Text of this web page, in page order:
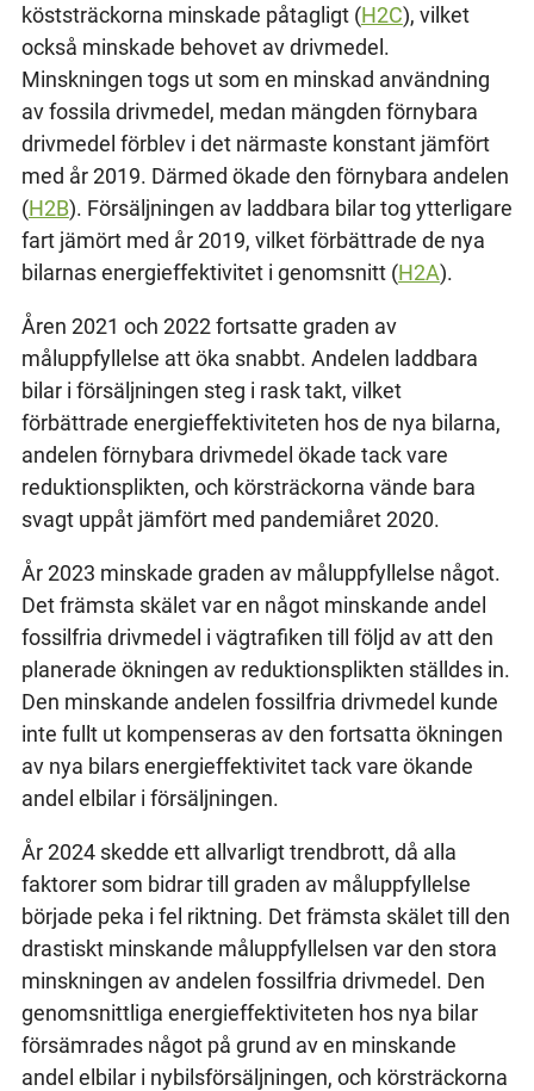
köststräckorna minskade påtagligt (H2C), vilket
också minskade behovet av drivmedel.
Minskningen togs ut som en minskad användning
av fossila drivmedel, medan mängden förnybara
drivmedel förblev i det närmaste konstant jämfört
med år 2019. Därmed ökade den förnybara andelen
(H2B). Försäljningen av laddbara bilar tog ytterligare
fart jämört med år 2019, vilket förbättrade de nya
bilarnas energieffektivitet i genomsnitt (H2A).
Åren 2021 och 2022 fortsatte graden av
måluppfyllelse att öka snabbt. Andelen laddbara
bilar i försäljningen steg i rask takt, vilket
förbättrade energieffektiviteten hos de nya bilarna,
andelen förnybara drivmedel ökade tack vare
reduktionsplikten, och körsträckorna vände bara
svagt uppåt jämfört med pandemiåret 2020.
År 2023 minskade graden av måluppfyllelse något.
Det främsta skälet var en något minskande andel
fossilfria drivmedel i vägtrafiken till följd av att den
planerade ökningen av reduktionsplikten ställdes in.
Den minskande andelen fossilfria drivmedel kunde
inte fullt ut kompenseras av den fortsatta ökningen
av nya bilars energieffektivitet tack vare ökande
andel elbilar i försäljningen.
År 2024 skedde ett allvarligt trendbrott, då alla
faktorer som bidrar till graden av måluppfyllelse
började peka i fel riktning. Det främsta skälet till den
drastiskt minskande måluppfyllelsen var den stora
minskningen av andelen fossilfria drivmedel. Den
genomsnittliga energieffektiviteten hos nya bilar
försämrades något på grund av en minskande
andel elbilar i nybilsförsäljningen, och körsträckorna